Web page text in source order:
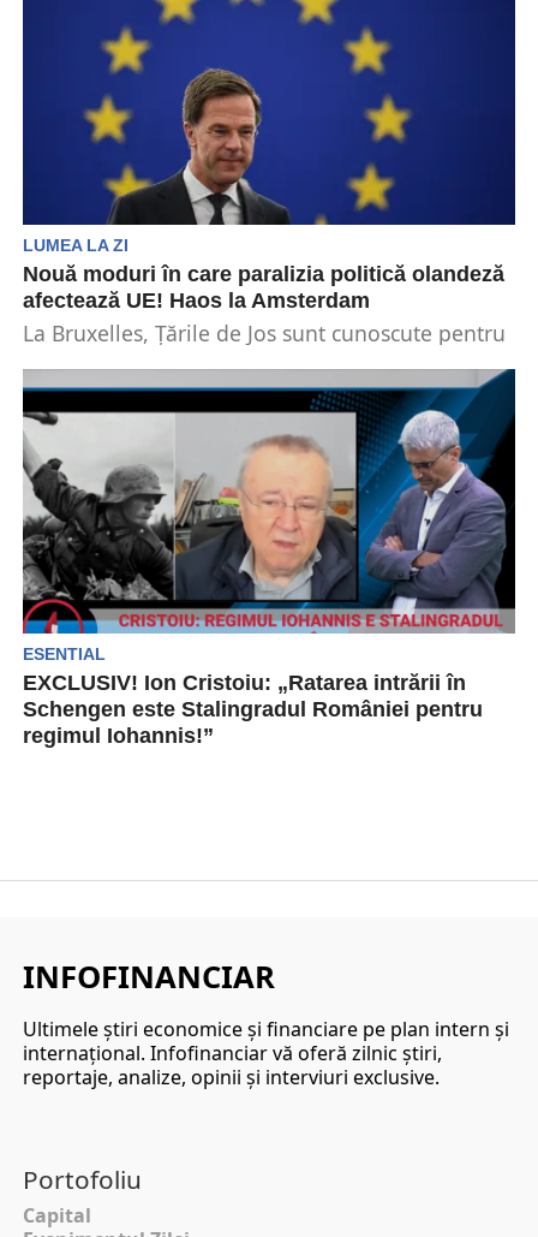
LUMEA LA ZI
Nouă moduri în care paralizia politică olandeză
afectează UE! Haos la Amsterdam
La Bruxelles, Țările de Jos sunt cunoscute pentru
gamă...
ESENTIAL
EXCLUSIV! Ion Cristoiu: „Ratarea intrării în
Schengen este Stalingradul României pentru
regimul Iohannis!”
INFOFINANCIAR
Ultimele ştiri economice şi financiare pe plan intern şi
internaţional. Infofinanciar vă oferă zilnic ştiri,
reportaje, analize, opinii şi interviuri exclusive.
Portofoliu
Capital